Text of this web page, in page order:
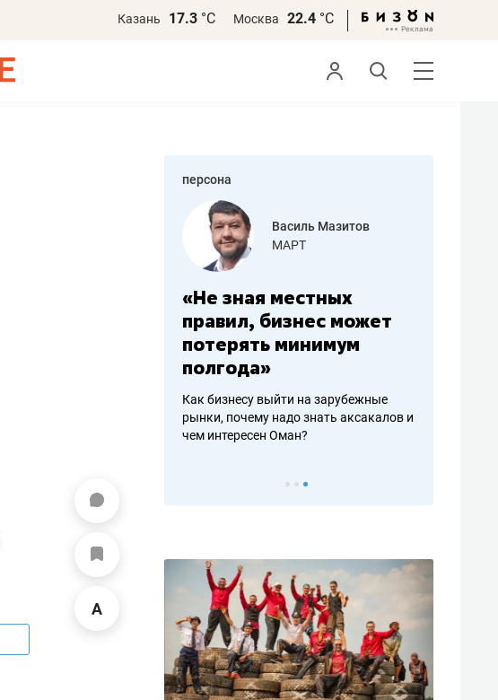
Казань 17.3 °С Москва 22.4 °С
персона
Василь Мазитов
МАРТ
«Не зная местных
правил, бизнес может
потерять минимум
полгода»
Как бизнесу выйти на зарубежные
рынки, почему надо знать аксакалов и
чем интересен Оман?